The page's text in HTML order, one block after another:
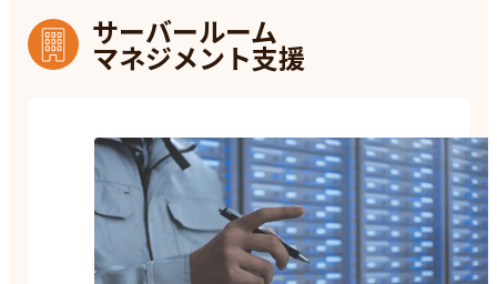
サーバールーム
マネジメント支援